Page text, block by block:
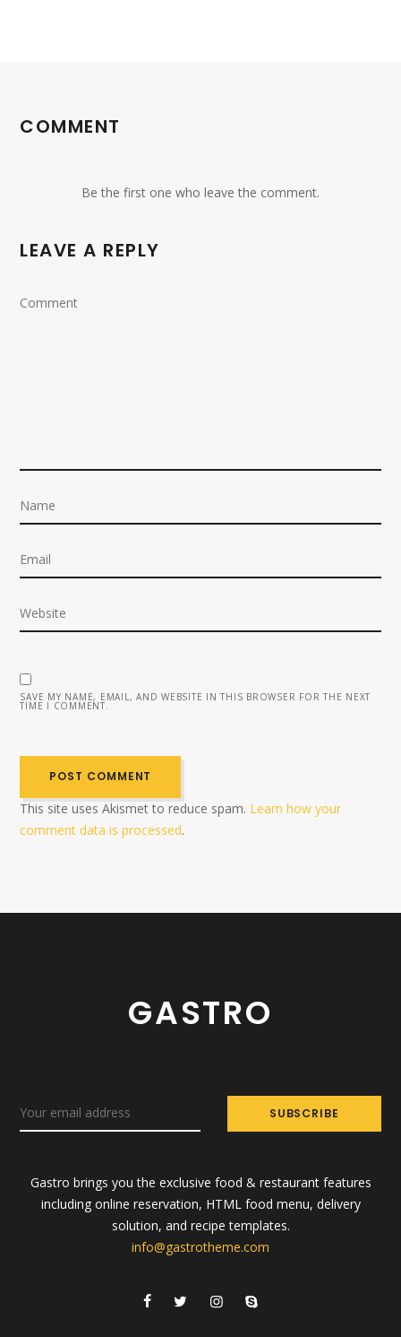
COMMENT
Be the first one who leave the comment.
LEAVE A REPLY
SAVE MY NAME, EMAIL, AND WEBSITE IN THIS BROWSER FOR THE NEXT
TIME I COMMENT.
This site uses Akismet to reduce spam. Learn how your
comment data is processed.
GASTRO
Gastro brings you the exclusive food & restaurant features
including online reservation, HTML food menu, delivery
solution, and recipe templates.
info@gastrotheme.com